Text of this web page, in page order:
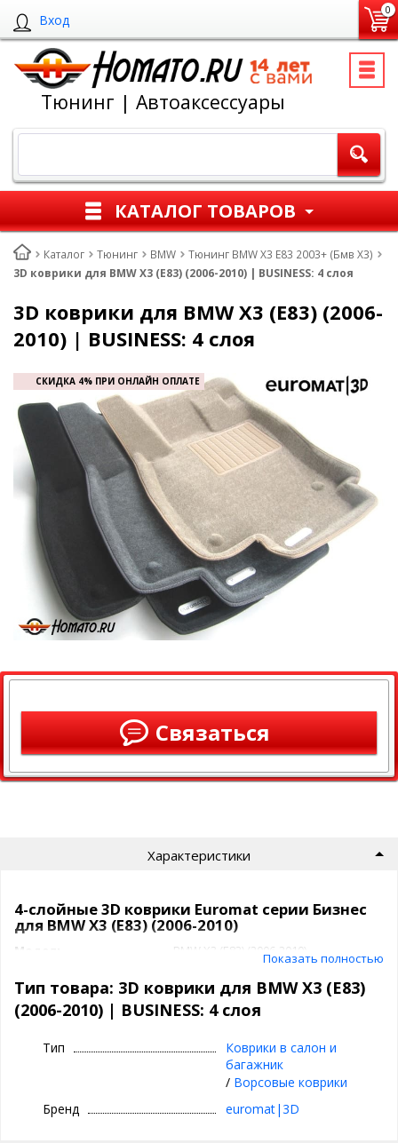
Вход
0
Тюнинг | Автоаксессуары
КАТАЛОГ ТОВАРОВ
Каталог Тюнинг BMW
Тюнинг BMW X3 E83 2003+ (Бмв Х3)
3D коврики для BMW X3 (E83) (2006-2010) | BUSINESS: 4 слоя
3D коврики для BMW X3 (E83) (2006-
2010) | BUSINESS: 4 слоя
СКИДКА 4% ПРИ ОНЛАЙН ОПЛАТЕ
Связаться
Характеристики
4-слойные 3D коврики Euromat серии Бизнес
для BMW X3 (E83) (2006-2010)
Модель
BMW X3 (E83) (2006-2010)
Класс
BUSINESS: 4 слоя
Задний ряд
с перемычкой
Подпятник
термопластик
Коврики 3D|Euromat
⊕ объединяют лучшие качества резиновых и
Показать полностью
Тип товара: 3D коврики для BMW X3 (E83)
(2006-2010) | BUSINESS: 4 слоя
Тип
Коврики в салон и
багажник
/ Ворсовые коврики
Бренд
euromat|3D